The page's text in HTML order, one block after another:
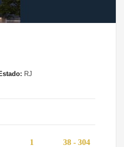
RJ
1
38 - 304